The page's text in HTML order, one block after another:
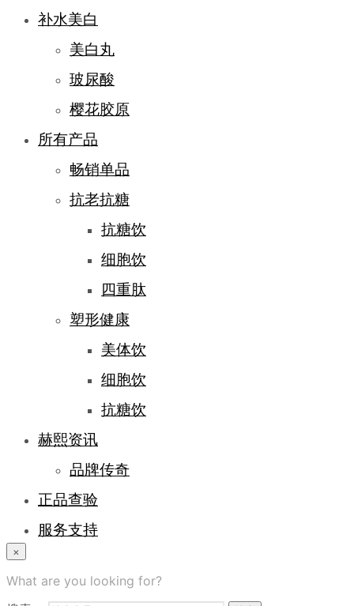
补水美白
美白丸
玻尿酸
樱花胶原
所有产品
畅销单品
抗老抗糖
抗糖饮
细胞饮
四重肽
塑形健康
美体饮
细胞饮
抗糖饮
赫熙资讯
品牌传奇
正品查验
服务支持
常见问题
×
What are you looking for?